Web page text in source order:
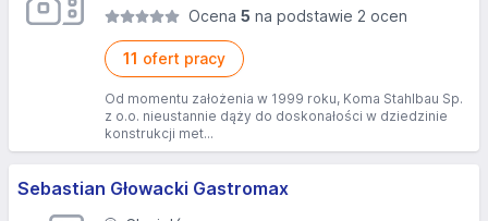
Ocena 5 na podstawie 2 ocen
11 ofert pracy
Od momentu założenia w 1999 roku, Koma Stahlbau Sp.
z o.o. nieustannie dąży do doskonałości w dziedzinie
konstrukcji met...
Sebastian Głowacki Gastromax